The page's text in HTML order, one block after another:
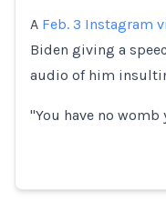
A Feb. 3 Instagram
Biden giving a
audio of him
"You have no womb